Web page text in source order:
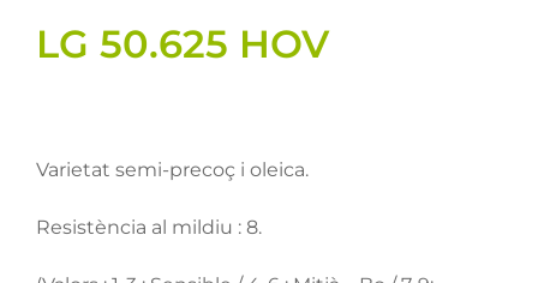
LG 50.625 HOV
Varietat semi-precoç i oleica.
Resistència al mildiu : 8.